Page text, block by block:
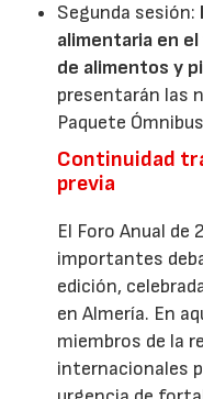
Segunda sesión:
alimentaria en
de alimentos y
presentarán las
Paquete
Continuidad
previa
El Foro Anual de
importantes
edición,
en Almería. En
miembros de la
internacionales